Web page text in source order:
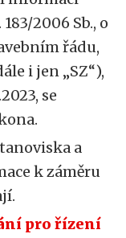
2006 Sb., o
řádu,
i jen „SZ“),
se
a
k záměru
pro řízení